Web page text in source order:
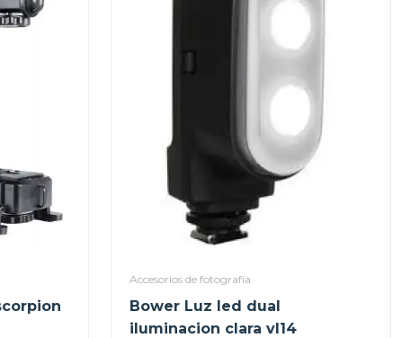
Accesorios de fotografía
Bower Luz led dual
iluminacion clara vl14